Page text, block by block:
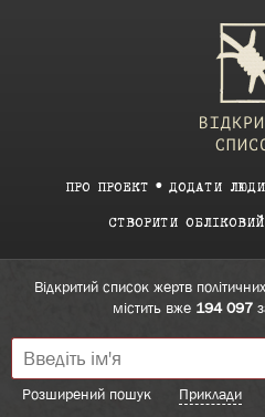
ПРО ПРОЕКТ ДОДАТИ
СТВОРИТИ
Відкритий список жертв
містить вже 194 097
Розширений пошук Приклади